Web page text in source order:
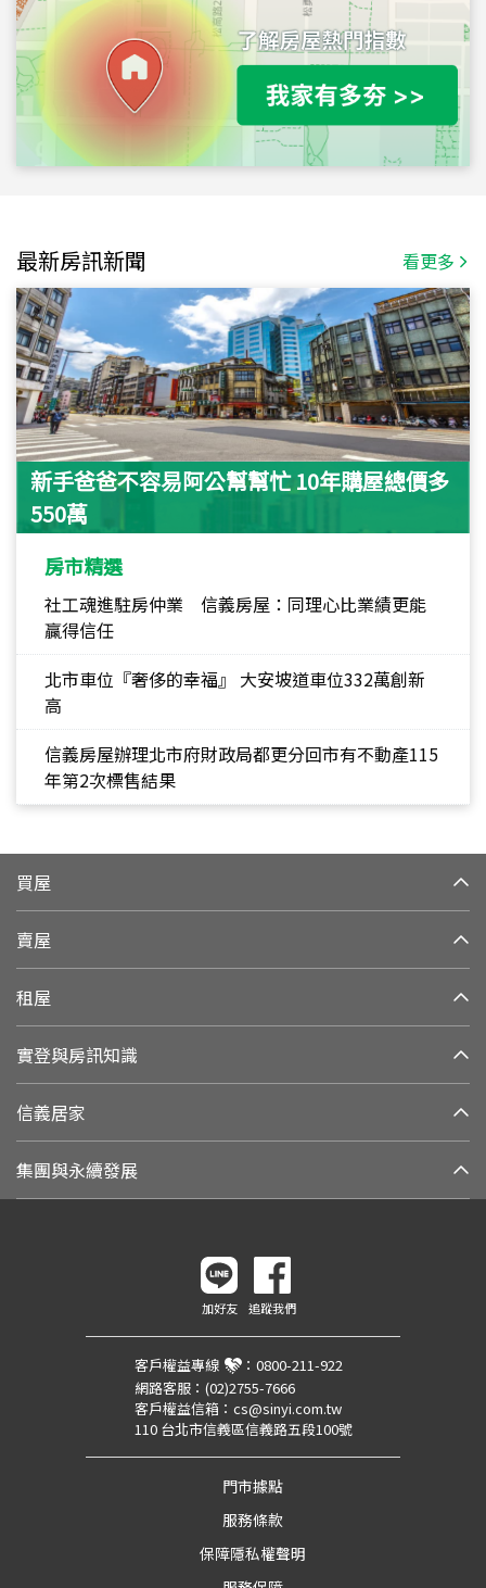
最新房訊新聞 看更多
新手爸爸不容易阿公幫幫忙 10年購屋總價多
550萬
房市精選
社工魂進駐房仲業 信義房屋：同理心比業績更能
贏得信任
北市車位『奢侈的幸福』 大安坡道車位332萬創新
高
信義房屋辦理北市府財政局都更分回市有不動產115
年第2次標售結果
買屋
賣屋
租屋
實登與房訊知識
信義居家
集團與永續發展
加好友 追蹤我們
客戶權益專線 ： 0800-211-922
網路客服： (02)2755-7666
客戶權益信箱： cs@sinyi.com.tw
110 台北市信義區信義路五段100號
門市據點
服務條款
保障隱私權聲明